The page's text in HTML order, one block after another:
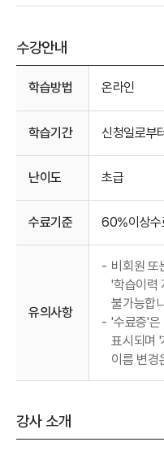
수강안내
학습방법 온라인
학습기간 신청일로부
난이도 초급
수료기준 60%이상수
유의사항
- 비회원 또
'학습이력
불가능합
- '수료증'은
표시되며
이름 변경
강사 소개